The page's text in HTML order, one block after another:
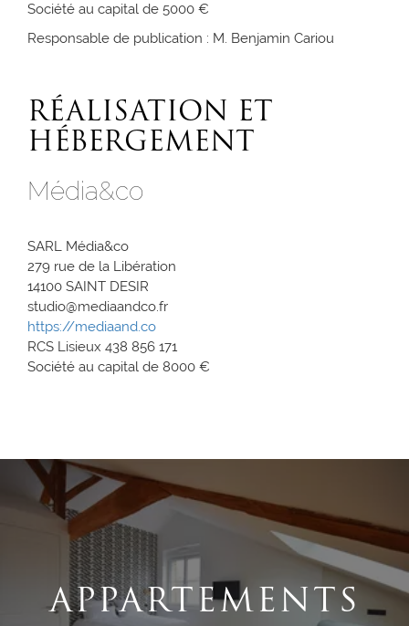
Société au capital de 5000 €
Responsable de publication : M. Benjamin Cariou
RÉALISATION ET
HÉBERGEMENT
Média&co
SARL Média&co
279 rue de la Libération
14100 SAINT DESIR
studio@mediaandco.fr
https://mediaand.co
RCS Lisieux 438 856 171
Société au capital de 8000 €
APPARTEMENTS